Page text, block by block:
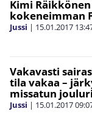
Kimi
kokeneimman
Jussi | 15.01.2017
Vakavasti
tila vakaa –
missatun
Jussi | 15.01.2017